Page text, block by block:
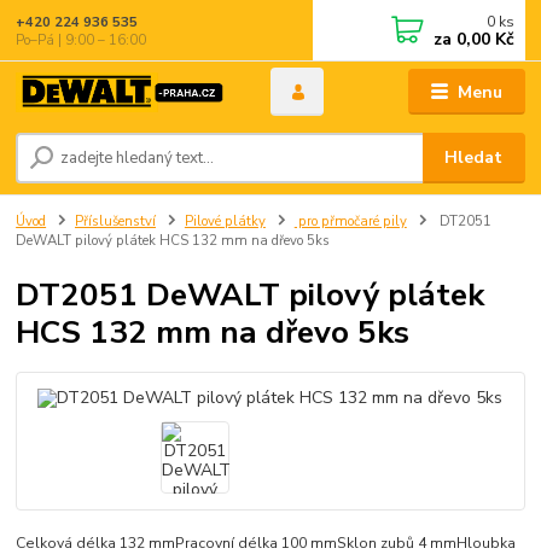
Menu
Hledat
+420 224 936 535
Po–Pá | 9:00 – 16:00
0 ks
za 0,00 Kč
Úvod Příslušenství Pilové plátky pro přmočaré pily
DT2051
DeWALT pilový plátek HCS 132 mm na dřevo 5ks
DT2051 DeWALT pilový plátek
HCS 132 mm na dřevo 5ks
Celková délka 132 mmPracovní délka 100 mmSklon zubů 4 mmHloubka